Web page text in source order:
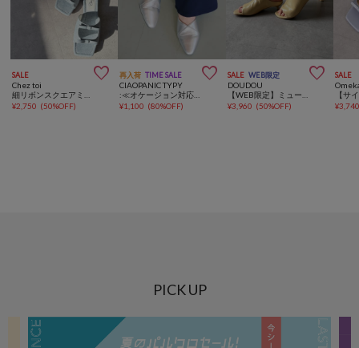
SALE 
Chez toi
¥2,750 (50%OFF)
再入荷 TIME SALE 
CIAOPANIC TYPY
¥1,100 (80%OFF)
SALE WEB限定 
DOUDOU
¥3,960 (50%OFF)
SALE
¥
PICK UP